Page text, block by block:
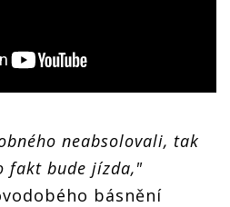
neabsolovali, tak
fakt bude jízda,"
básnění